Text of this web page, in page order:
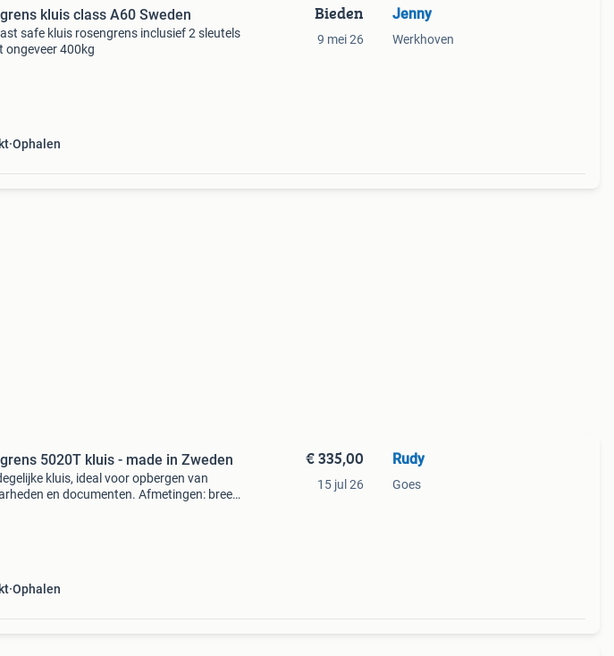
kluis class A60 Sweden
safe kluis rosengrens inclusief 2 sleutels
ongeveer 400kg
Ophalen
Bieden
9 mei 26
Jenny
Werkhoven
5020T kluis - made in Zweden
kluis, ideal voor opbergen van
en documenten. Afmetingen: breed
Ophalen
€ 335,00
15 jul 26
Rudy
Goes